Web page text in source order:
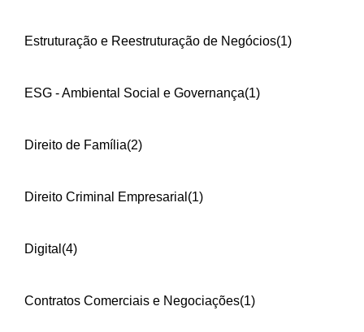
Estruturação e Reestruturação de Negócios(1)
ESG - Ambiental Social e Governança(1)
Direito de Família(2)
Direito Criminal Empresarial (1)
Digital (4)
Contratos Comerciais e Negociações(1)